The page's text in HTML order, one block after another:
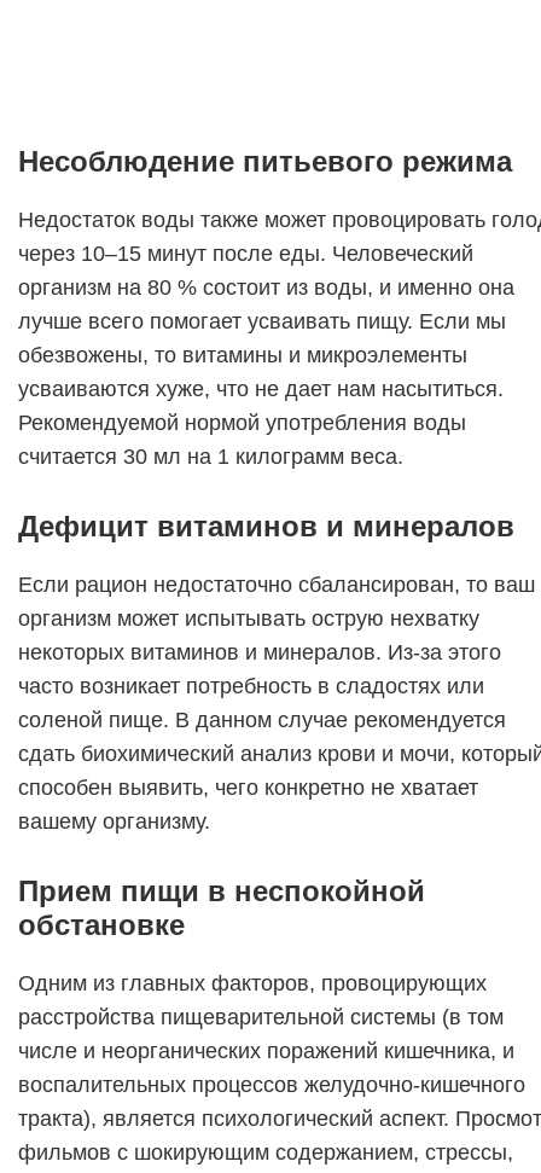
Несоблюдение питьевого режима
Недостаток воды также может провоцировать
через 10–15 минут после еды. Человеческий
организм на 80 % состоит из воды, и именно она
лучше всего помогает усваивать пищу. Если мы
обезвожены, то витамины и микроэлементы
усваиваются хуже, что не дает нам насытиться.
Рекомендуемой нормой употребления воды
считается 30 мл на 1 килограмм веса.
Дефицит витаминов и минералов
Если рацион недостаточно сбалансирован, то ваш
организм может испытывать острую нехватку
некоторых витаминов и минералов. Из-за этого
часто возникает потребность в сладостях или
соленой пище. В данном случае рекомендуется
сдать биохимический анализ крови и мочи,
способен выявить, чего конкретно не хватает
вашему организму.
Прием пищи в неспокойной
обстановке
Одним из главных факторов, провоцирующих
расстройства пищеварительной системы (в том
числе и неорганических поражений кишечника, и
воспалительных процессов желудочно-кишечного
тракта), является психологический аспект.
фильмов с шокирующим содержанием, стрессы,